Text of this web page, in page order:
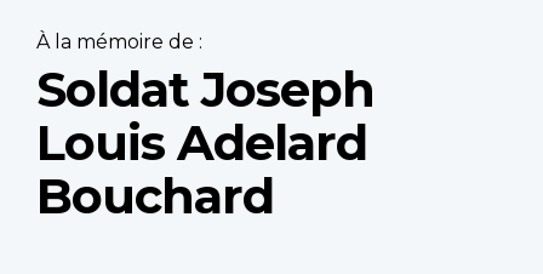
À la mémoire de :
Soldat Joseph
Louis Adelard
Bouchard